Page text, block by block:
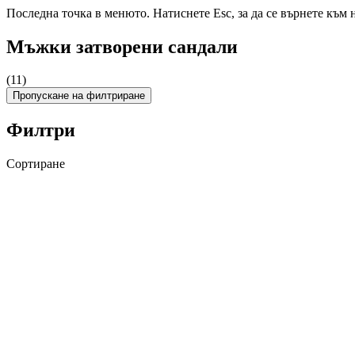
Последна точка в менюто. Натиснете Esc, за да се върнете към
Мъжки затворени сандали
(11)
Пропускане на филтриране
Филтри
Сортиране